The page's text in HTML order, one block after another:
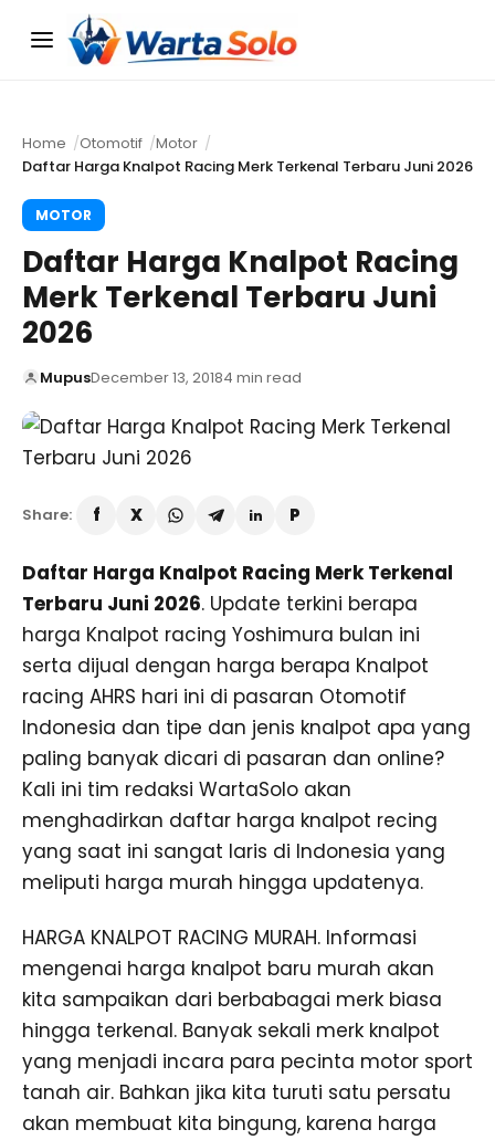
Menu
Home Otomotif
Motor
Daftar Harga Knalpot Racing Merk Terkenal Terbaru Juni 2026
MOTOR
Daftar Harga Knalpot Racing
Merk Terkenal Terbaru Juni
2026
MupusDecember 13, 20184 min read
Share:
Daftar Harga Knalpot Racing Merk Terkenal
Terbaru Juni 2026. Update terkini berapa
harga Knalpot racing Yoshimura bulan ini
serta dijual dengan harga berapa Knalpot
racing AHRS hari ini di pasaran Otomotif
Indonesia dan tipe dan jenis knalpot apa yang
paling banyak dicari di pasaran dan online?
Kali ini tim redaksi WartaSolo akan
menghadirkan daftar harga knalpot recing
yang saat ini sangat laris di Indonesia yang
meliputi harga murah hingga updatenya.
HARGA KNALPOT RACING MURAH. Informasi
mengenai harga knalpot baru murah akan
kita sampaikan dari berbabagai merk biasa
hingga terkenal. Banyak sekali merk knalpot
yang menjadi incara para pecinta motor sport
tanah air. Bahkan jika kita turuti satu persatu
akan membuat kita bingung, karena harga